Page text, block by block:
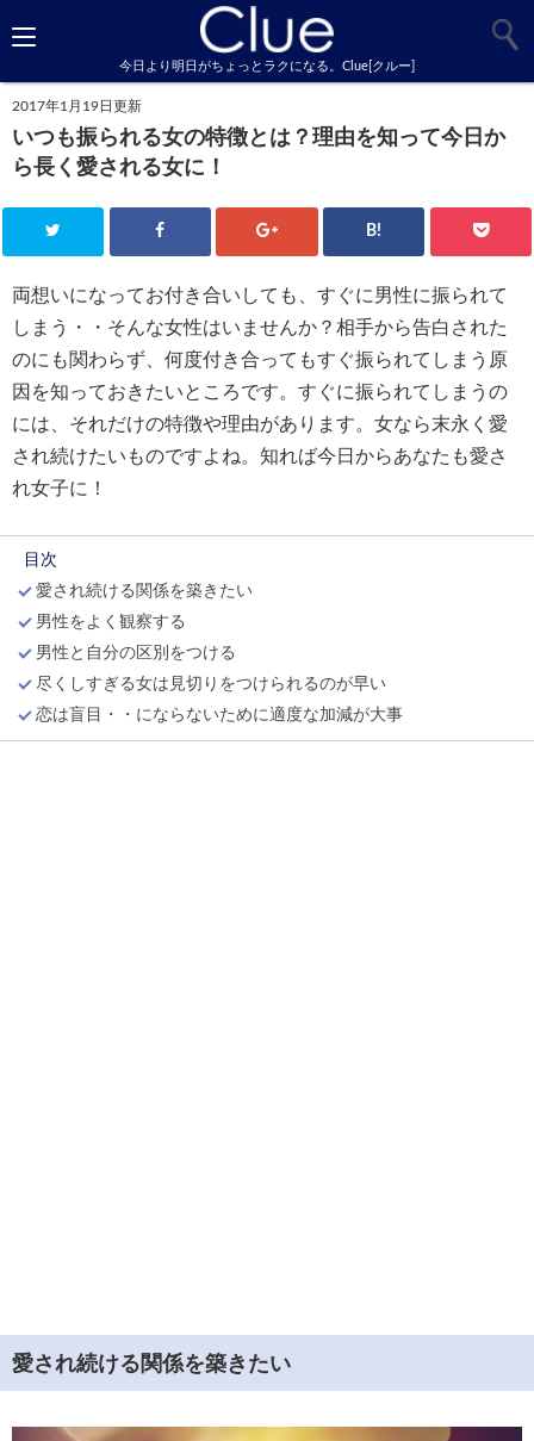
今日より明日がちょっとラクになる。Clue[クルー]
2017年1月19日更新
いつも振られる女の特徴とは？理由を知って今日か
ら長く愛される女に！
B!
両想いになってお付き合いしても、すぐに男性に振られて
しまう・・そんな女性はいませんか？相手から告白された
のにも関わらず、何度付き合ってもすぐ振られてしまう原
因を知っておきたいところです。すぐに振られてしまうの
には、それだけの特徴や理由があります。女なら末永く愛
され続けたいものですよね。知れば今日からあなたも愛さ
れ女子に！
目次
愛され続ける関係を築きたい
男性をよく観察する
男性と自分の区別をつける
尽くしすぎる女は見切りをつけられるのが早い
恋は盲目・・にならないために適度な加減が大事
愛され続ける関係を築きたい